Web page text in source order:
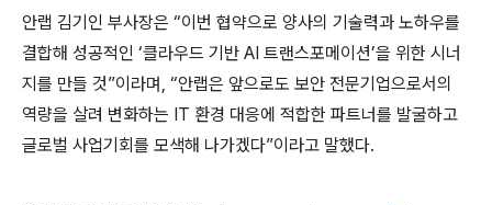
안랩 김기인 부사장은 “이번 협약으로 양사의 기술력과 노하우를
결합해 성공적인 ‘클라우드 기반 AI 트랜스포메이션’을 위한 시너
지를 만들 것”이라며, “안랩은 앞으로도 보안 전문기업으로서의
역량을 살려 변화하는 IT 환경 대응에 적합한 파트너를 발굴하고
글로벌 사업기회를 모색해 나가겠다”이라고 말했다.